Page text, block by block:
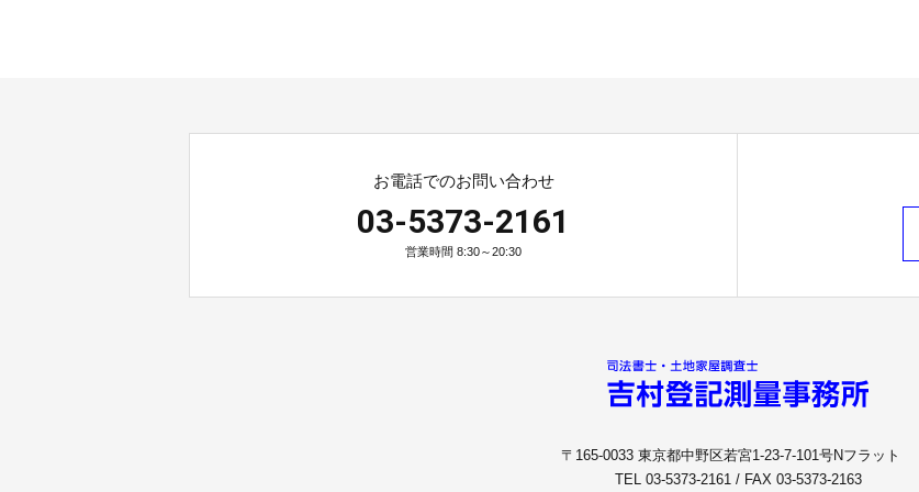
お電話でのお問い合わせ
03-5373-2161
営業時間 8:30～20:30
〒165-0033 東京都中野区若宮1-23-7-101号Nフラット
TEL 03-5373-2161 / FAX 03-5373-2163